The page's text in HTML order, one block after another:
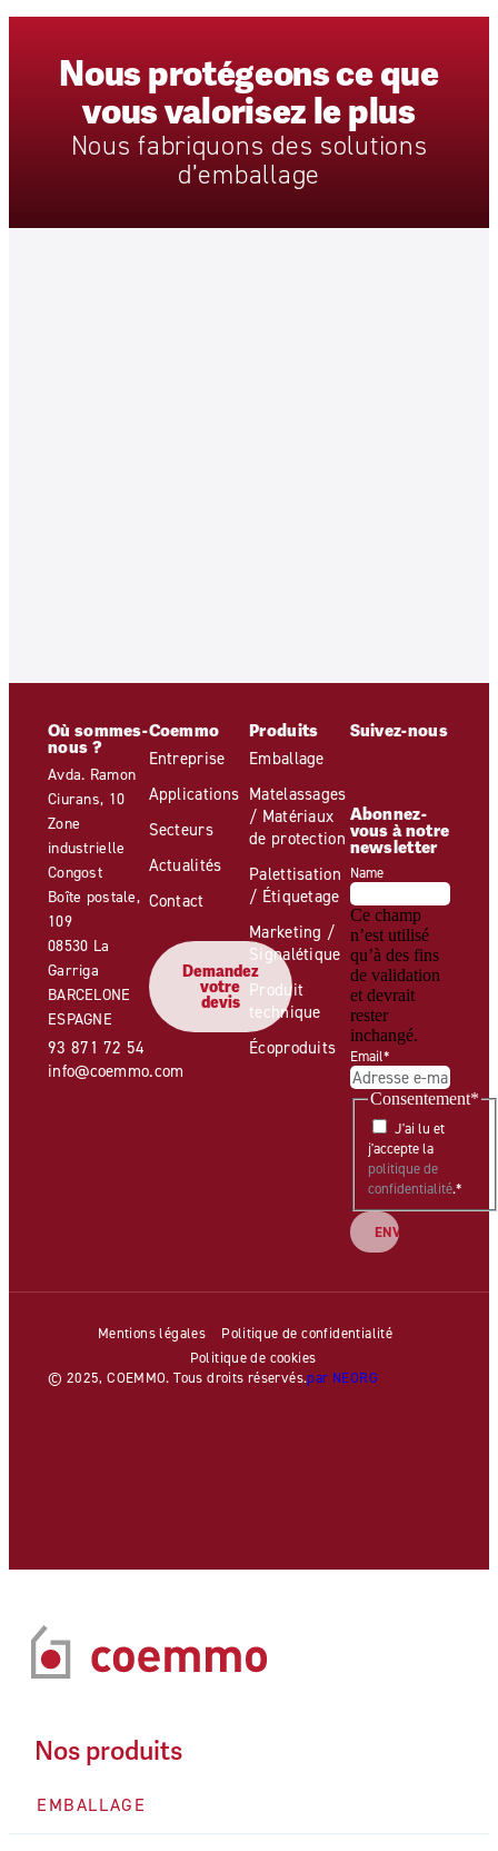
Nousprotégeonsceque
vousvalorisez leplus
Nous fabriquons des solutions
d’emballage
Où sommes-
nous ?
Avda. Ramon
Ciurans, 10
Zone
industrielle
Congost
Boîte postale,
109
08530 La
Garriga
BARCELONE
ESPAGNE
93 871 72 54
info@coemmo.com
Coemmo
Entreprise
Applications
Secteurs
Actualités
Contact
Demandez
votre
devis
Produits
Emballage
Matelassages
/ Matériaux
de protection
Palettisation
/ Étiquetage
Marketing /
Signalétique
Produit
technique
Écoproduits
Suivez-nous
Abonnez-
vous à notre
newsletter
Name
Ce champ
n’est utilisé
qu’à des fins
de validation
et devrait
rester
inchangé.
Email*
Consentement*
J'ai lu et
j'accepte la
politique de
confidentialité.*
Mentions légales
Politique de confidentialité
Politique de cookies
© 2025, COEMMO. Tous droits réservés.par NEORG
Nos produits
EMBALLAGE